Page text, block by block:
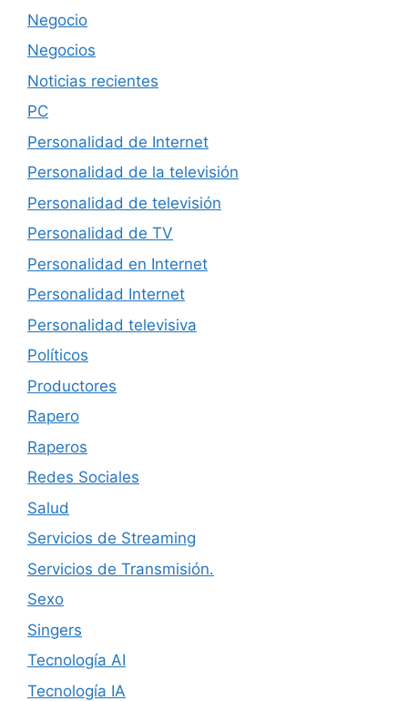
Negocio
Negocios
Noticias recientes
PC
Personalidad de Internet
Personalidad de la televisión
Personalidad de televisión
Personalidad de TV
Personalidad en Internet
Personalidad Internet
Personalidad televisiva
Políticos
Productores
Rapero
Raperos
Redes Sociales
Salud
Servicios de Streaming
Servicios de Transmisión.
Sexo
Singers
Tecnología AI
Tecnología IA